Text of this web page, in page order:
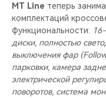
MT Line теперь
комплектаций
функциональности:
диски, полностью
выключения фар
парковки, камера
электрической
поворотов, система